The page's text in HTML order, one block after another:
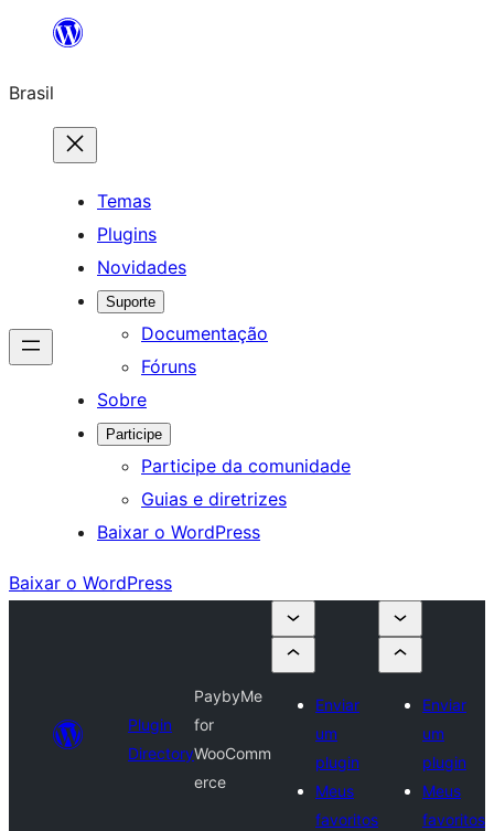
o
conteúdo
Brasil
Temas
Plugins
Novidades
Suporte
Documentação
Fóruns
Sobre
Participe
Participe da comunidade
Guias e diretrizes
Baixar o WordPress
Baixar o WordPress
Plugin
Directory
PaybyMe
for
WooComm
erce
Enviar
um
plugin
Meus
favoritos
Enviar
um
plugin
Meus
favoritos